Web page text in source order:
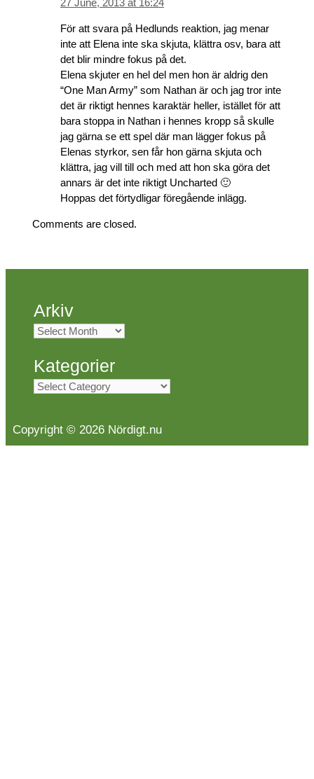
För att svara på Hedlunds reaktion, jag menar
inte att Elena inte ska skjuta, klättra osv, bara att
det blir mindre fokus på det.
Elena skjuter en hel del men hon är aldrig den
“One Man Army” som Nathan är och jag tror inte
det är riktigt hennes karaktär heller, istället för att
bara stoppa in Nathan i hennes kropp så skulle
jag gärna se ett spel där man lägger fokus på
Elenas styrkor, sen får hon gärna skjuta och
klättra, jag vill till och med att hon ska göra det
annars är det inte riktigt Uncharted 🙂
Hoppas det förtydligar föregående inlägg.
Comments are closed.
Arkiv
Arkiv
Kategorier
Kategorier
Copyright © 2026 Nördigt.nu